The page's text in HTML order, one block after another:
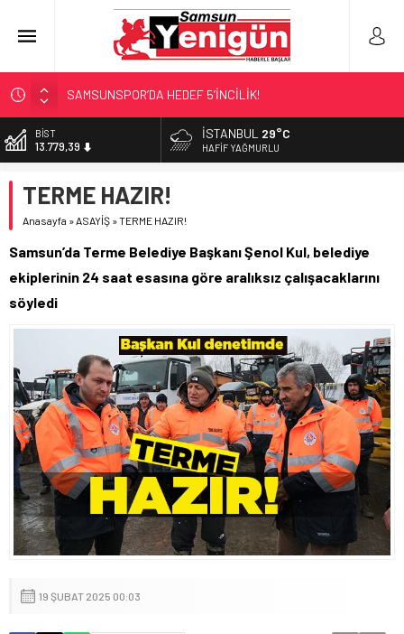
SAMSUNSPOR’DA HEDEF 5’İNCİLİK!
‘BAFRA’YA YATIRIM YAPIN!’
İŞTE FINDIK FİYATI!
GERİ SAYIM BAŞLADI
DOLAR
47,7111
55,1881
ALTIN
13.779,39
İSTANBUL 29°C
HAFIF YAĞMURLU
TERME HAZIR!
Anasayfa »ASAYİŞ »TERME HAZIR!
Samsun’da Terme Belediye Başkanı Şenol Kul, belediye
ekiplerinin 24 saat esasına göre aralıksız çalışacaklarını
söyledi
19 ŞUBAT 2025 00:03